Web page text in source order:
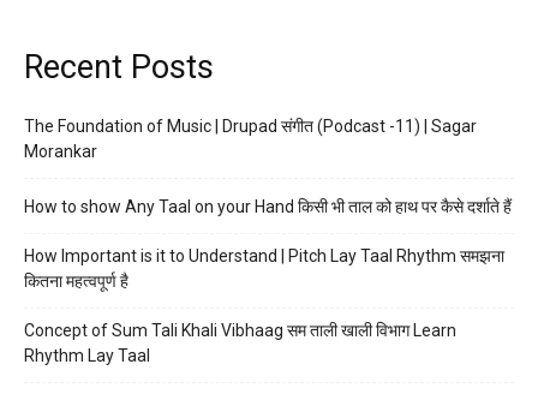
Recent Posts
The Foundation of Music | Drupad संगीत (Podcast -11) | Sagar
Morankar
How to show Any Taal on your Hand किसी भी ताल को हाथ पर कैसे दर्शाते हैं
How Important is it to Understand | Pitch Lay Taal Rhythm समझना
कितना महत्वपूर्ण है
Concept of Sum Tali Khali Vibhaag सम ताली खाली विभाग Learn
Rhythm Lay Taal